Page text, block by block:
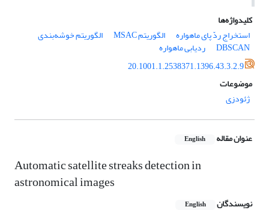
کلیدواژه‌ها
استخراج ردّ پای ماهواره
الگوریتم MSAC الگوریتم خوشه‌بندی
DBSCAN
ردیابی ماهواره
20.1001.1.2538371.1396.43.3.2.9
موضوعات
ژئودزی
عنوان مقاله English
Automatic satellite streaks detection in
astronomical images
نویسندگان English